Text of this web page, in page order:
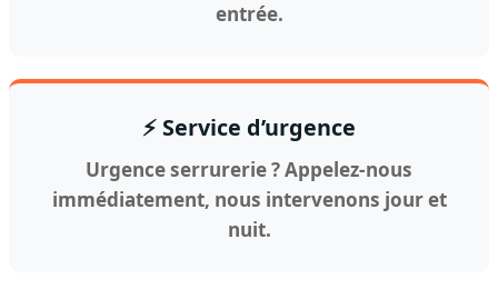
entrée.
⚡ Service d’urgence
Urgence serrurerie ? Appelez-nous
immédiatement, nous intervenons jour et
nuit.